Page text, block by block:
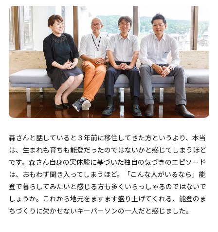
森さんと話していると３年前に移住してきた方というより、本当
は、生まれも育ちも能登だったのではないかと感じてしまうほど
です。森さん自身の実体験に基づいた独自の気づきのエピソード
は、おもわず聞き入ってしまうほど。「こんな人がいるなら」能
登で暮らしてみたいと感じる方も多くいらっしゃるのではないで
しょうか。これから地元をますます盛り上げてくれる、能登のま
ちづくりに欠かせないキーパーソンの一人だと感じました。